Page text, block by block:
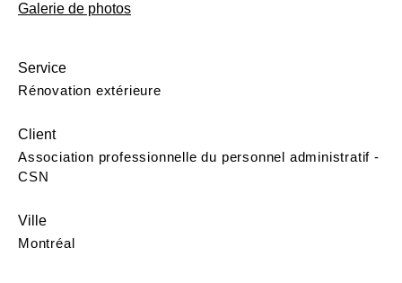
Galerie de photos
Service
Rénovation extérieure
Client
Association professionnelle du personnel administratif -
CSN
Ville
Montréal